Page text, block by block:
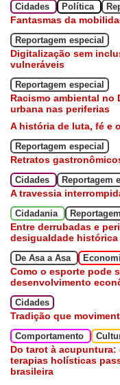
Cidades Política
Fantasmas da
Reportagem especial
Digitalização sem
vulneráveis
Reportagem especial
Racismo ambiental no
urbana nas periferias
A história de luta, fé e
Reportagem especial
Retratos
Cidades Reportagem
A travessia
Cidadania
Entre derrubadas e
desigualdade
De Asa a Asa
Como o esporte pode
desenvolvimento
Cidades
Tradição que
Comportamento
Do tarot à
terapias holísticas
brasileira